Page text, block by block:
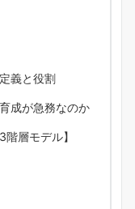
義と役割
成が急務なのか
層モデル】